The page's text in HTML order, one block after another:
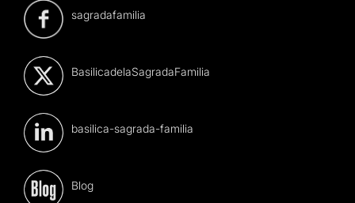
sagradafamilia
BasilicadelaSagradaFamilia
basilica-sagrada-familia
Blog